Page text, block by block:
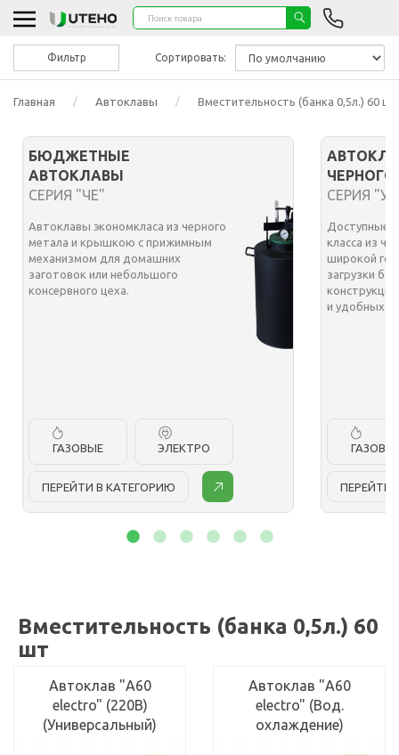
Главная Автоклавы Вместительность (банка 0,5л.) 60 шт
БЮДЖЕТНЫЕ
АВТОКЛАВЫ
СЕРИЯ "ЧЕ"
Автоклавы экономкласа из черного
метала и крышкою с прижимным
механизмом для домашних
заготовок или небольшого
консервного цеха.
ГАЗОВЫЕ ЭЛЕКТРО
ПЕРЕЙТИ В КАТЕГОРИЮ
СЕРИЯ
Доступные
класса из
широкой
загрузки
и удобных
ПЕРЕЙТИ
Вместительность (банка 0,5л.) 60
шт
Фильтр Сортировать:
Автоклав "А60
electro" (220В)
(Универсальный)
Автоклав "А60
electro" (Вод.
охлаждение)